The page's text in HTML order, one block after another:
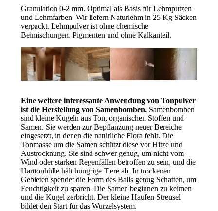
Granulation 0-2 mm. Optimal als Basis für Lehmputzen
und Lehmfarben. Wir liefern Naturlehm in 25 Kg Säcken
verpackt. Lehmpulver ist ohne chemische
Beimischungen, Pigmenten und ohne Kalkanteil.
Eine weitere interessante Anwendung von Tonpulver
ist die Herstellung von Samenbomben. Samenbomben
sind kleine Kugeln aus Ton, organischen Stoffen und
Samen. Sie werden zur Bepflanzung neuer Bereiche
eingesetzt, in denen die natürliche Flora fehlt. Die
Tonmasse um die Samen schützt diese vor Hitze und
Austrocknung. Sie sind schwer genug, um nicht vom
Wind oder starken Regenfällen betroffen zu sein, und die
Harttonhülle hält hungrige Tiere ab. In trockenen
Gebieten spendet die Form des Balls genug Schatten, um
Feuchtigkeit zu sparen. Die Samen beginnen zu keimen
und die Kugel zerbricht. Der kleine Haufen Streusel
bildet den Start für das Wurzelsystem.